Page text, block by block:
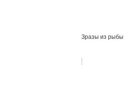
Зразы из рыбы